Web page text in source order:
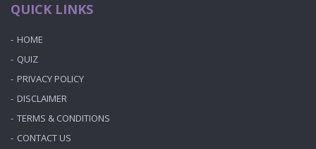
QUICK LINKS
HOME
QUIZ
PRIVACY POLICY
DISCLAIMER
TERMS & CONDITIONS
CONTACT US